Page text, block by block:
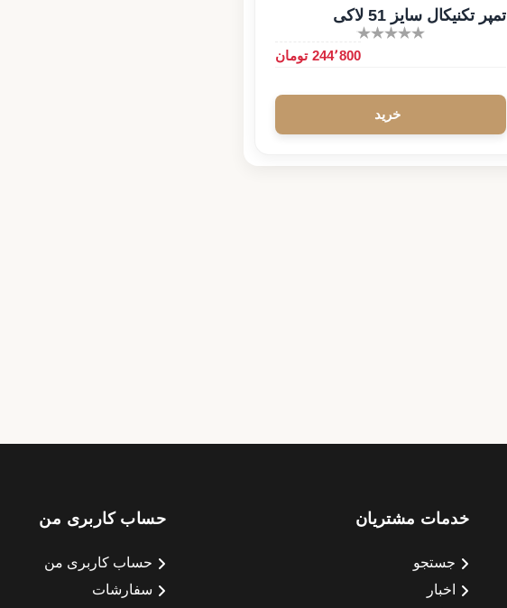
تمپر تکنیکال سایز 51 لاکی
244٬800 تومان
خدمات مشتریان
جستجو
اخبار
حساب کاربری من
حساب کاربری من
سفارشات